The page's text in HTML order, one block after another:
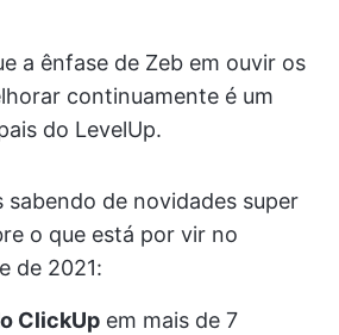
a ênfase de Zeb em ouvir os
continuamente é um
do LevelUp.
sabendo de novidades super
o que está por vir no
de 2021:
ClickUp em mais de 7